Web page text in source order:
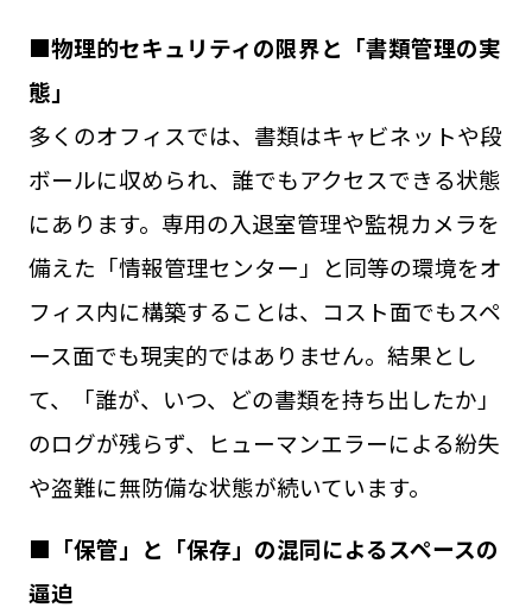
■物理的セキュリティの限界と「書類管理の実
態」
多くのオフィスでは、書類はキャビネットや段
ボールに収められ、誰でもアクセスできる状態
にあります。専用の入退室管理や監視カメラを
備えた「情報管理センター」と同等の環境をオ
フィス内に構築することは、コスト面でもスペ
ース面でも現実的ではありません。結果とし
て、「誰が、いつ、どの書類を持ち出したか」
のログが残らず、ヒューマンエラーによる紛失
や盗難に無防備な状態が続いています。
■「保管」と「保存」の混同によるスペースの
逼迫